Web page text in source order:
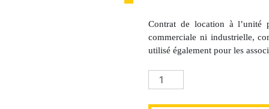
Contrat de location à
commerciale ni industrielle,
utilisé également pour les
quantité
de
Contrat